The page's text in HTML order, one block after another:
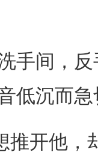
间，反
低沉而
开他，